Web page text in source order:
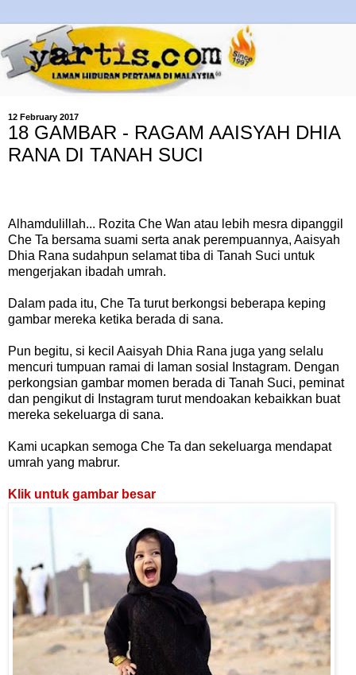
12 February 2017
18 GAMBAR - RAGAM AAISYAH DHIA
RANA DI TANAH SUCI
Alhamdulillah... Rozita Che Wan atau lebih mesra dipanggil
Che Ta bersama suami serta anak perempuannya, Aaisyah
Dhia Rana sudahpun selamat tiba di Tanah Suci untuk
mengerjakan ibadah umrah.
Dalam pada itu, Che Ta turut berkongsi beberapa keping
gambar mereka ketika berada di sana.
Pun begitu, si kecil Aaisyah Dhia Rana juga yang selalu
mencuri tumpuan ramai di laman sosial Instagram. Dengan
perkongsian gambar momen berada di Tanah Suci, peminat
dan pengikut di Instagram turut mendoakan kebaikkan buat
mereka sekeluarga di sana.
Kami ucapkan semoga Che Ta dan sekeluarga mendapat
umrah yang mabrur.
Klik untuk gambar besar